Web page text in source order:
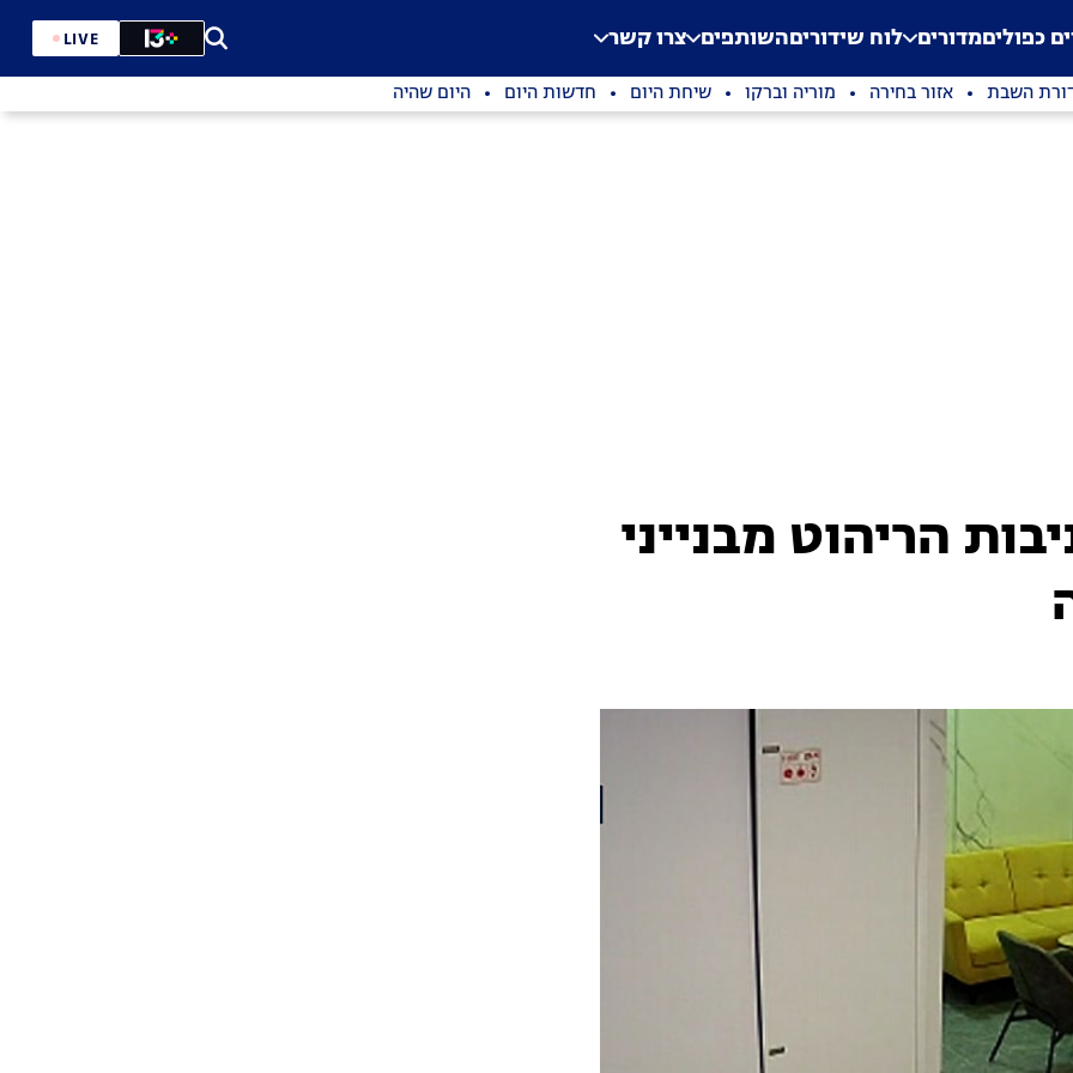
Application error: a
. כפוליםמדורים לוח שידוריםהשותפים צרו קשר LIVE
השבת אזור בחירה מוריה וברקו שיחת היום חדשות היום היום שהיה
הריהוט מבנייני